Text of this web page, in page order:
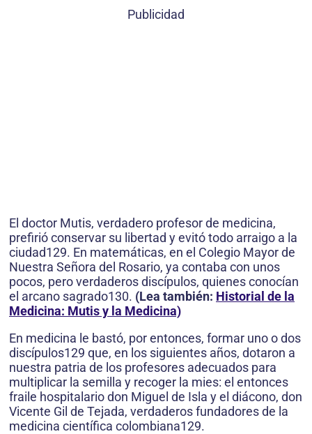
Publicidad
El doctor Mutis, verdadero profesor de medicina,
prefirió conservar su libertad y evitó todo arraigo a la
ciudad129. En matemáticas, en el Colegio Mayor de
Nuestra Señora del Rosario, ya contaba con unos
pocos, pero verdaderos discípulos, quienes conocían
el arcano sagrado130. (Lea también: Historial de la
Medicina: Mutis y la Medicina)
En medicina le bastó, por entonces, formar uno o dos
discípulos129 que, en los siguientes años, dotaron a
nuestra patria de los profesores adecuados para
multiplicar la semilla y recoger la mies: el entonces
fraile hospitalario don Miguel de Isla y el diácono, don
Vicente Gil de Tejada, verdaderos fundadores de la
medicina científica colombiana129.